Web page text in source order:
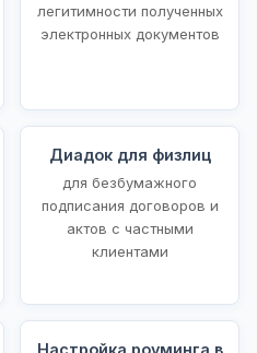
легитимности полученных
электронных документов
Диадок для физлиц
для безбумажного
подписания договоров и
актов с частными
клиентами
Настройка роуминга в